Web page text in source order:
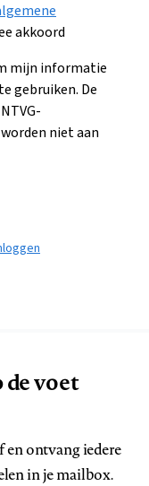
akkoord
mijn informatie
gebruiken. De
niet aan
voet
ontvang iedere
in je mailbox.